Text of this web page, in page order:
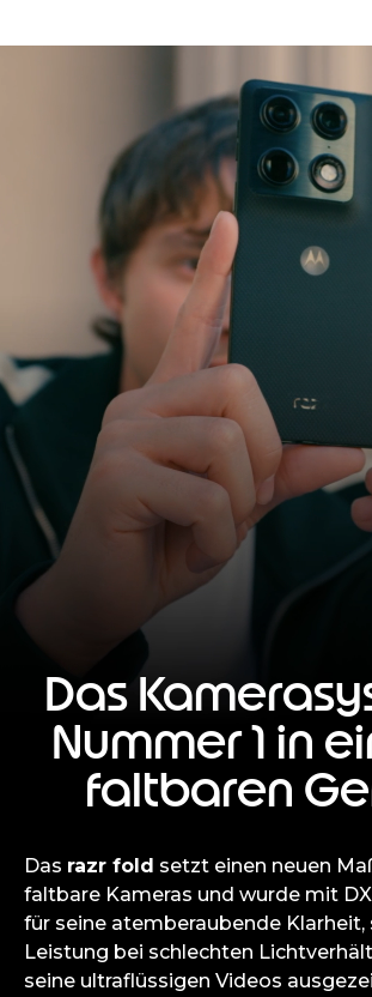
Das
Nummer 1 in
faltbaren
Das razr fold setzt einen neuen
faltbare Kameras und wurde mit
für seine atemberaubende Klarheit,
Leistung bei schlechten
seine ultraflüssigen Videos